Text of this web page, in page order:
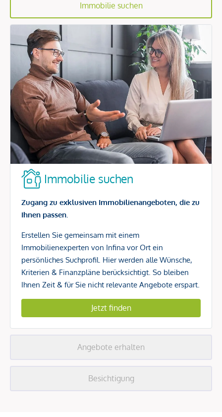
Immobilie suchen
Immobilie suchen
Zugang zu exklusiven Immobilienangeboten, die zu
Ihnen passen.
Erstellen Sie gemeinsam mit einem
Immobilienexperten von Infina vor Ort ein
persönliches Suchprofil. Hier werden alle Wünsche,
Kriterien & Finanzpläne berücksichtigt. So bleiben
Ihnen Zeit & für Sie nicht relevante Angebote erspart.
Jetzt finden
Angebote erhalten
Besichtigung